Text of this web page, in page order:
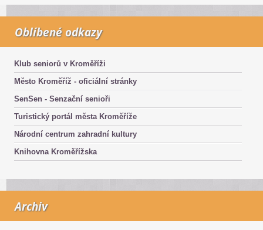
Oblíbené odkazy
Klub seniorů v Kroměříži
Město Kroměříž - oficiální stránky
SenSen - Senzační senioři
Turistický portál města Kroměříže
Národní centrum zahradní kultury
Knihovna Kroměřížska
Archiv